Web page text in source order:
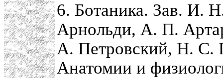
6. Ботаника. Зав. И.
Арнольди, А. П.
А. Петровский, Н. С.
Анатомии и